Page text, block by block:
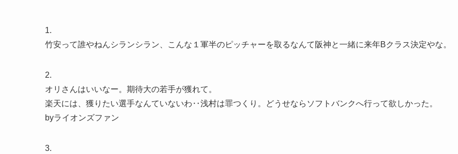
1.
竹安って誰やねんシランシラン、こんな１軍半のピッチャーを取るなんて阪神と一緒に来年Bクラス決定やな。
2.
オリさんはいいなー。期待大の若手が獲れて。
楽天には、獲りたい選手なんていないわ‥浅村は罪つくり。どうせならソフトバンクへ行って欲しかった。
byライオンズファン
3.